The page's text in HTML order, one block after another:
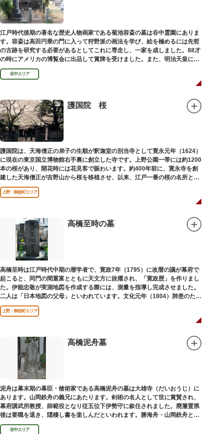
江戸時代後期の著名な歴史人物画家である菊池容斎の墓は谷中霊園にありま
す。容斎は高田円乗の門に入って狩野派の画法を学び、絵を極めるには先哲
の古跡を研究する必要があるとしてこれに専念し、一家を成しました。88才
の時にアメリカの博覧会に出品して賞牌を受けました。また、明治天皇に
「日本画史」の称を賜りました。
谷中エリア
護国院 桜
護国院は、天海僧正の弟子の生順が釈迦堂の別当寺として寛永元年（1624）
に現在の東京国立博物館右手裏に創立した寺です。上野公園一帯には約1200
本の桜があり、開花時には花見客で賑わいます。約400年前に、寛永寺を創
建した天海僧正が吉野山から桜を移植させ、以来、江戸一番の桜の名所とし
て今日に及んでいます。
上野・御徒町エリア
高橋至時の墓
高橋至時は江戸時代中期の暦学者で、寛政7年（1795）に改暦の議が幕府で
起こると、同門の間重富とともに天文方に抜擢され、「寛政歴」を作りまし
た。伊能忠敬が実測地図を作成する際には、測量を指導し完成させました。
二人は「日本地図の父母」といわれています。文化元年（1804）肺患のため
没しました。お墓は源空寺（げんくうじ）にあります。
上野・御徒町エリア
高橋泥舟墓
泥舟は幕末期の幕臣・槍術家である高橋泥舟の墓は大雄寺（だいおうじ）に
あります。山岡鉄舟の義兄にあたります。剣術の名人として世に賞賛され、
幕府講武所教授、師範役となり従五位下伊勢守に叙任されました。廃藩置県
後は要職を退き、隠棲し書を楽しんだといわれます。勝海舟・山岡鉄舟と共
に幕末の三舟といわれています。
谷中エリア